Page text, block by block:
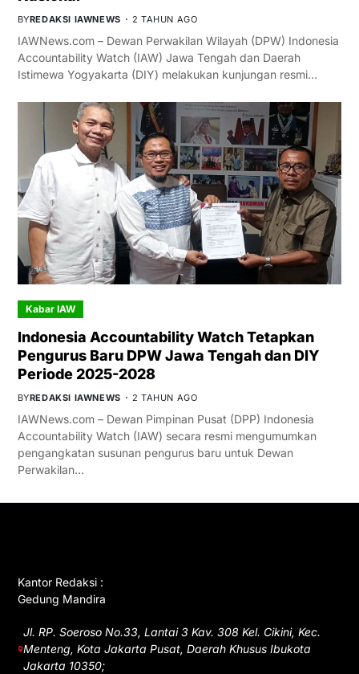
BYREDAKSI IAWNEWS 2 TAHUN AGO
IAWNews.com – Dewan Perwakilan Wilayah (DPW) Indonesia
Accountability Watch (IAW) Jawa Tengah dan Daerah
Istimewa Yogyakarta (DIY) melakukan kunjungan resmi…
Kabar IAW
Indonesia Accountability Watch Tetapkan
Pengurus Baru DPW Jawa Tengah dan DIY
Periode 2025-2028
BYREDAKSI IAWNEWS 2 TAHUN AGO
IAWNews.com – Dewan Pimpinan Pusat (DPP) Indonesia
Accountability Watch (IAW) secara resmi mengumumkan
pengangkatan susunan pengurus baru untuk Dewan
Perwakilan…
Kantor Redaksi :
Gedung Mandira
Jl. RP. Soeroso No.33, Lantai 3 Kav. 308 Kel. Cikini, Kec.
Menteng, Kota Jakarta Pusat, Daerah Khusus Ibukota
Jakarta 10350;